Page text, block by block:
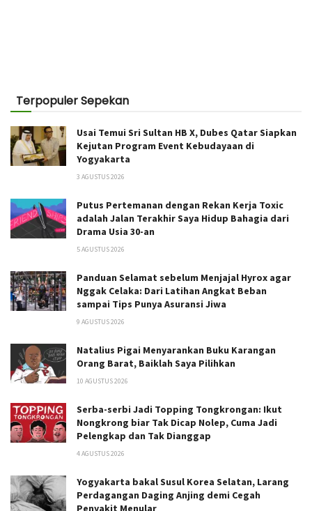
Terpopuler Sepekan
Usai Temui Sri Sultan HB X, Dubes Qatar Siapkan
Kejutan Program Event Kebudayaan di
Yogyakarta
3 AGUSTUS 2026
Putus Pertemanan dengan Rekan Kerja Toxic
adalah Jalan Terakhir Saya Hidup Bahagia dari
Drama Usia 30-an
5 AGUSTUS 2026
Panduan Selamat sebelum Menjajal Hyrox agar
Nggak Celaka: Dari Latihan Angkat Beban
sampai Tips Punya Asuransi Jiwa
9 AGUSTUS 2026
Natalius Pigai Menyarankan Buku Karangan
Orang Barat, Baiklah Saya Pilihkan
10 AGUSTUS 2026
Serba-serbi Jadi Topping Tongkrongan: Ikut
Nongkrong biar Tak Dicap Nolep, Cuma Jadi
Pelengkap dan Tak Dianggap
4 AGUSTUS 2026
Yogyakarta bakal Susul Korea Selatan, Larang
Perdagangan Daging Anjing demi Cegah
Penyakit Menular